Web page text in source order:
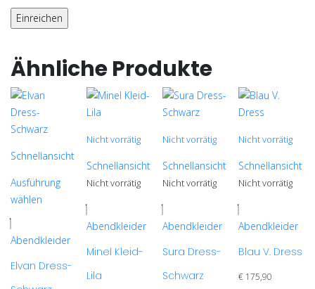
Ähnliche Produkte
Schnellansicht
Ausführung
wählen
Dieses
Produkt
mehrere
Varianten
Abendkleider
Elvan Dress-
Nicht vorrätig
Schnellansicht
Nicht vorrätig
Dieses
Produkt
mehrere
Varianten
Abendkleider
Minel Kleid-
Lila
Nicht vorrätig
Schnellansicht
Nicht vorrätig
Dieses
Produkt
mehrere
Varianten
Abendkleider
Sura Dress-
Schwarz
Nicht vorrätig
Schnellansicht
Nicht vorrätig
Dieses
Produkt
mehrere
Varianten
Abendkleider
Blau V. Dress
€ 175,90